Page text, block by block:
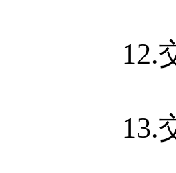
12.
13.